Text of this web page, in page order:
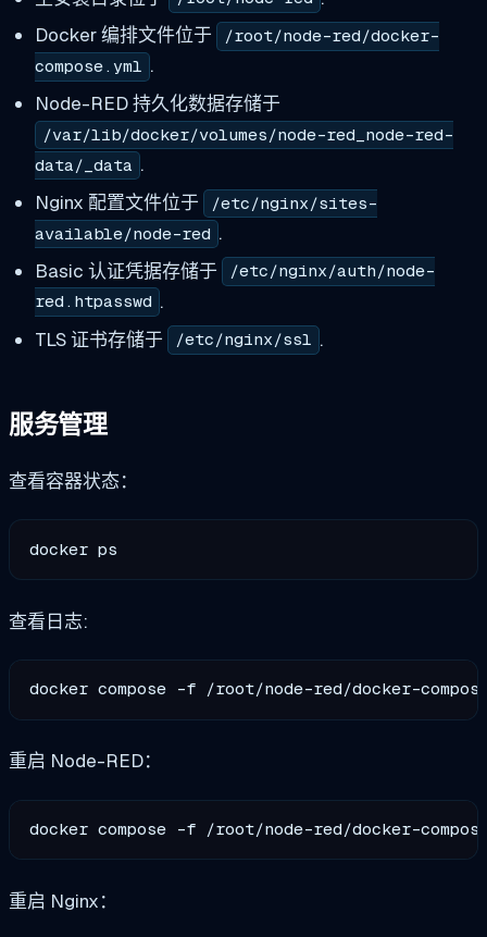
Docker 编排文件位于
/root/node-red/docker-
compose.yml .
Node-RED 持久化数据存储于
/var/lib/docker/volumes/node-red_node-red-
data/_data .
Nginx 配置文件位于
/etc/nginx/sites-
available/node-red .
Basic 认证凭据存储于
/etc/nginx/auth/node-
red.htpasswd .
TLS 证书存储于
/etc/nginx/ssl .
服务管理
查看容器状态：
查看日志:
重启 Node-RED：
重启 Nginx：